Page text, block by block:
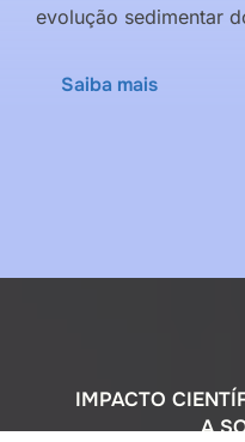
evolução sedimentar
Saiba mais
IMPACTO
A